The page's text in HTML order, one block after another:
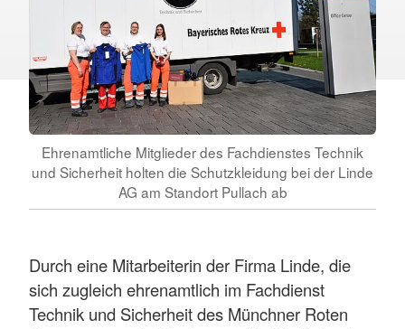
Ehrenamtliche Mitglieder des Fachdienstes Technik
und Sicherheit holten die Schutzkleidung bei der Linde
AG am Standort Pullach ab
Durch eine Mitarbeiterin der Firma Linde, die
sich zugleich ehrenamtlich im Fachdienst
Technik und Sicherheit des Münchner Roten